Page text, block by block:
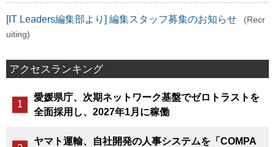
[IT Leaders編集部より] 編集スタッフ募集のお知らせ
(Recr
uiting)
アクセスランキング
愛媛県庁、次期ネットワーク基盤でゼロトラストを
全面採用し、2027年1月に稼働
ヤマト運輸、自社開発の人事システムを「COMPA